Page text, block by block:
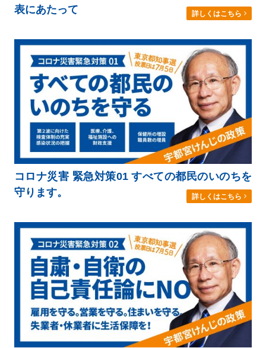
表にあたって
詳しくはこちら
コロナ災害 緊急対策01 すべての都民のいのちを
守ります。
詳しくはこちら